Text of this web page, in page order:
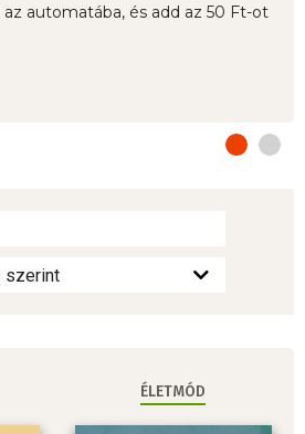
automatába, és add az 50 Ft-ot
ÉLETMÓD